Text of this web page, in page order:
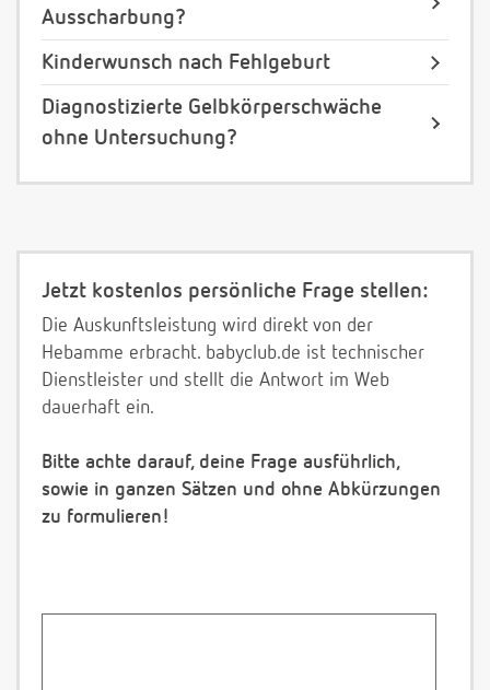
Ausscharbung?
Kinderwunsch nach Fehlgeburt
Diagnostizierte Gelbkörperschwäche
ohne Untersuchung?
Jetzt kostenlos persönliche Frage stellen:
Die Auskunftsleistung wird direkt von der
Hebamme erbracht. babyclub.de ist technischer
Dienstleister und stellt die Antwort im Web
dauerhaft ein.
Bitte achte darauf, deine Frage ausführlich,
sowie in ganzen Sätzen und ohne Abkürzungen
zu formulieren!